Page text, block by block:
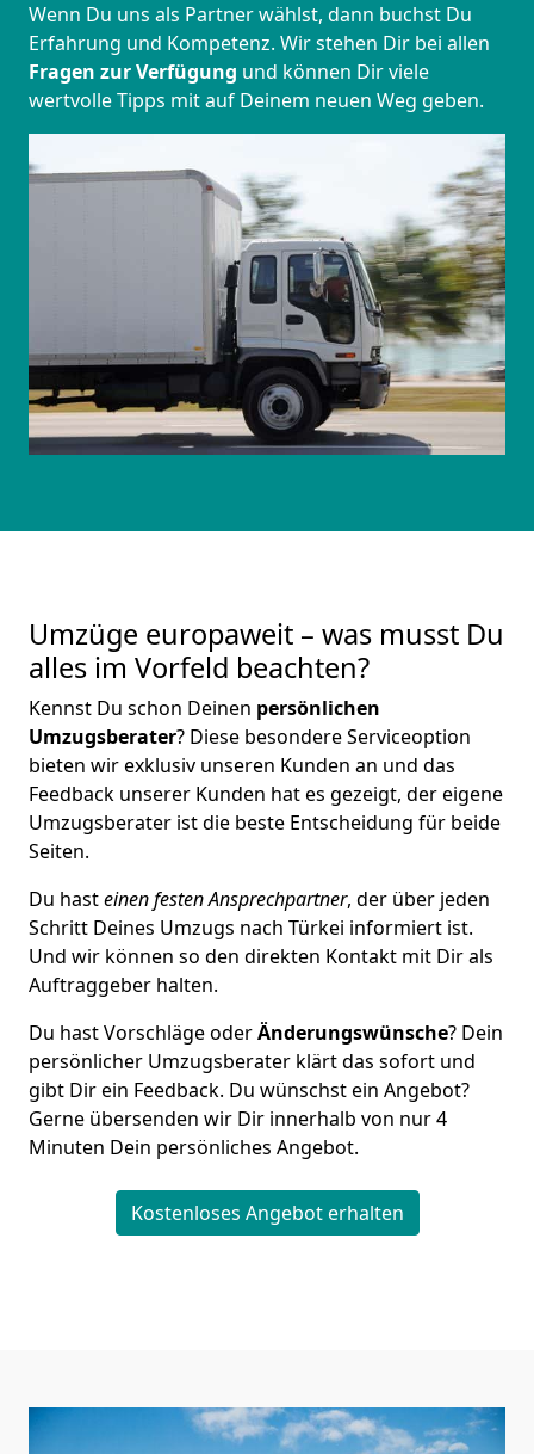
Wenn Du uns als Partner wählst, dann buchst Du
Erfahrung und Kompetenz. Wir stehen Dir bei allen
Fragen zur Verfügung und können Dir viele
wertvolle Tipps mit auf Deinem neuen Weg geben.
Umzüge europaweit – was musst Du
alles im Vorfeld beachten?
Kennst Du schon Deinen persönlichen
Umzugsberater? Diese besondere Serviceoption
bieten wir exklusiv unseren Kunden an und das
Feedback unserer Kunden hat es gezeigt, der eigene
Umzugsberater ist die beste Entscheidung für beide
Seiten.
Du hasteinen festen Ansprechpartner, der über jeden
Schritt Deines Umzugs nach Türkei informiert ist.
Und wir können so den direkten Kontakt mit Dir als
Auftraggeber halten.
Du hast Vorschläge oderÄnderungswünsche? Dein
persönlicher Umzugsberater klärt das sofort und
gibt Dir ein Feedback. Du wünschst ein Angebot?
Gerne übersenden wir Dir innerhalb von nur4
Minuten Dein persönliches Angebot.
Kostenloses Angebot erhalten